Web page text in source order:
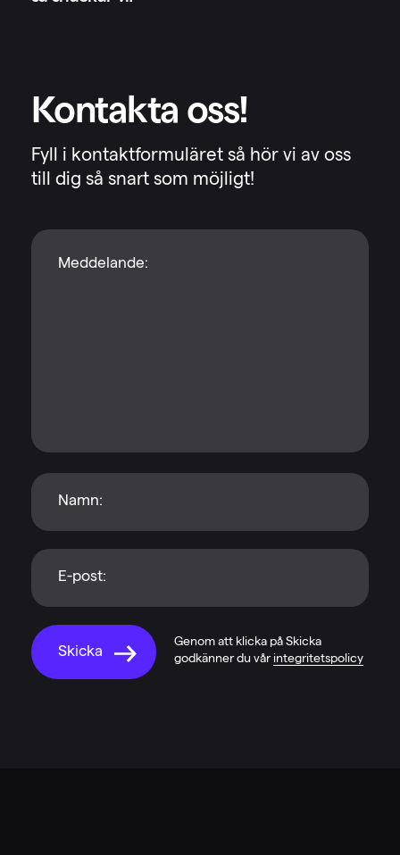
Kontakta oss!
Fyll i kontaktformuläret så hör vi av oss
till dig så snart som möjligt!
Meddelande
Namn
E-post
Genom att klicka på Skicka
godkänner du vår integritetspolicy